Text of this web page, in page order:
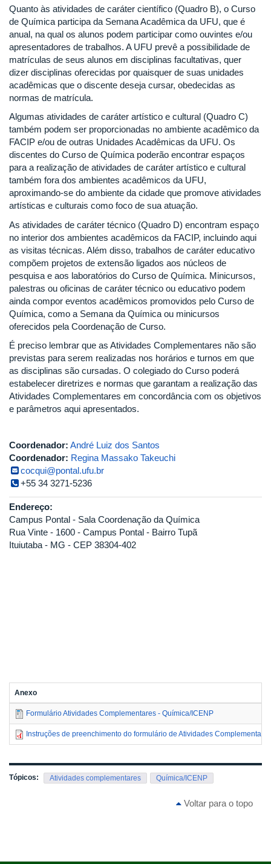
Quanto às atividades de caráter científico (Quadro B), o Curso
de Química participa da Semana Acadêmica da UFU, que é
anual, na qual os alunos podem participar como ouvintes e/ou
apresentadores de trabalhos. A UFU prevê a possibilidade de
matrículas de seus alunos em disciplinas facultativas, quer
dizer disciplinas oferecidas por quaisquer de suas unidades
acadêmicas que o discente deseja cursar, obedecidas as
normas de matrícula.
Algumas atividades de caráter artístico e cultural (Quadro C)
também podem ser proporcionadas no ambiente acadêmico da
FACIP e/ou de outras Unidades Acadêmicas da UFU. Os
discentes do Curso de Química poderão encontrar espaços
para a realização de atividades de caráter artístico e cultural
também fora dos ambientes acadêmicos da UFU,
aproximando-se do ambiente da cidade que promove atividades
artísticas e culturais como foco de sua atuação.
As atividades de caráter técnico (Quadro D) encontram espaço
no interior dos ambientes acadêmicos da FACIP, incluindo aqui
as visitas técnicas. Além disso, trabalhos de caráter educativo
compõem projetos de extensão ligados aos núcleos de
pesquisa e aos laboratórios do Curso de Química. Minicursos,
palestras ou oficinas de caráter técnico ou educativo podem
ainda compor eventos acadêmicos promovidos pelo Curso de
Química, como a Semana da Química ou minicursos
oferecidos pela Coordenação de Curso.
É preciso lembrar que as Atividades Complementares não são
previstas para serem realizadas nos horários e turnos em que
as disciplinas são cursadas. O colegiado do Curso poderá
estabelecer diretrizes e normas que garantam a realização das
Atividades Complementares em concordância com os objetivos
e parâmetros aqui apresentados.
Coordenador: André Luiz dos Santos
Coordenador: Regina Massako Takeuchi
cocqui@pontal.ufu.br
+55 34 3271-5236
Endereço:
Campus Pontal - Sala Coordenação da Química
Rua Vinte - 1600 - Campus Pontal - Bairro Tupã
Ituiutaba - MG - CEP 38304-402
Anexo
Formulário Atividades Complementares - Química/ICENP
Instruções de preenchimento do formulário de Atividades Complementares
Tópicos: Atividades complementares Química/ICENP
Voltar para o topo